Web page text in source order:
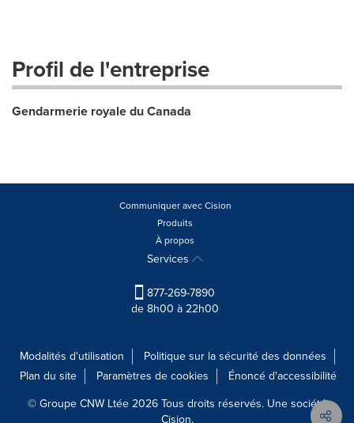
Profil de l'entreprise
Gendarmerie royale du Canada
Communiquer avec Cision
Produits
À propos
Services
877-269-7890
de 8h00 à 22h00
Modalités d'utilisation
Politique sur la sécurité des données
Plan du site
Paramètres de cookies
Énoncé d'accessibilité
© Groupe CNW Ltée 2026 Tous droits réservés. Une société
Cision.